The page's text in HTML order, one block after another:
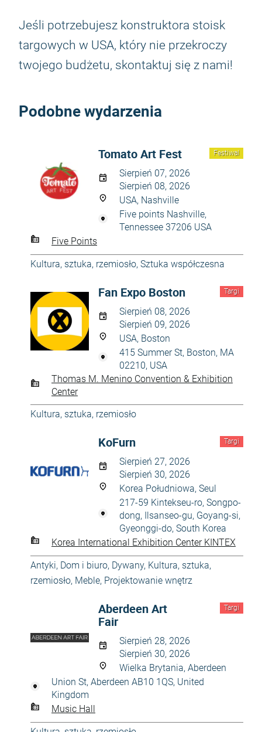
Jeśli potrzebujesz konstruktora stoisk
targowych w USA, który nie przekroczy
twojego budżetu, skontaktuj się z nami!
Podobne wydarzenia
Festiwal
Tomato Art Fest
Sierpień 07, 2026
Sierpień 08, 2026
USA, Nashville
Five points Nashville,
Tennessee 37206 USA
Five Points
Kultura, sztuka, rzemiosło, Sztuka współczesna
Targi
Fan Expo Boston
Sierpień 08, 2026
Sierpień 09, 2026
USA, Boston
415 Summer St, Boston, MA
02210, USA
Thomas M. Menino Convention & Exhibition
Center
Kultura, sztuka, rzemiosło
Targi
KoFurn
Sierpień 27, 2026
Sierpień 30, 2026
Korea Południowa, Seul
217-59 Kintekseu-ro, Songpo-
dong, Ilsanseo-gu, Goyang-si,
Gyeonggi-do, South Korea
Korea International Exhibition Center KINTEX
Antyki, Dom i biuro, Dywany, Kultura, sztuka,
rzemiosło, Meble, Projektowanie wnętrz
Targi
Aberdeen Art
Fair
Sierpień 28, 2026
Sierpień 30, 2026
Wielka Brytania, Aberdeen
Union St, Aberdeen AB10 1QS, United
Kingdom
Music Hall